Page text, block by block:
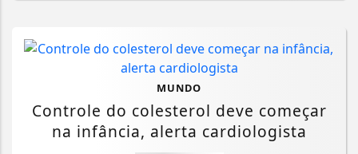
MUNDO
Controle do colesterol deve começar
na infância, alerta cardiologista